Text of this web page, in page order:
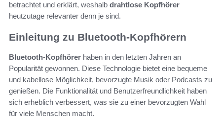
betrachtet und erklärt, weshalb drahtlose Kopfhörer
heutzutage relevanter denn je sind.
Einleitung zu Bluetooth-Kopfhörern
Bluetooth-Kopfhörer haben in den letzten Jahren an
Popularität gewonnen. Diese Technologie bietet eine bequeme
und kabellose Möglichkeit, bevorzugte Musik oder Podcasts zu
genießen. Die Funktionalität und Benutzerfreundlichkeit haben
sich erheblich verbessert, was sie zu einer bevorzugten Wahl
für viele Menschen macht.